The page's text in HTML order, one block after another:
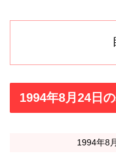
1994年8月24日
1994年8